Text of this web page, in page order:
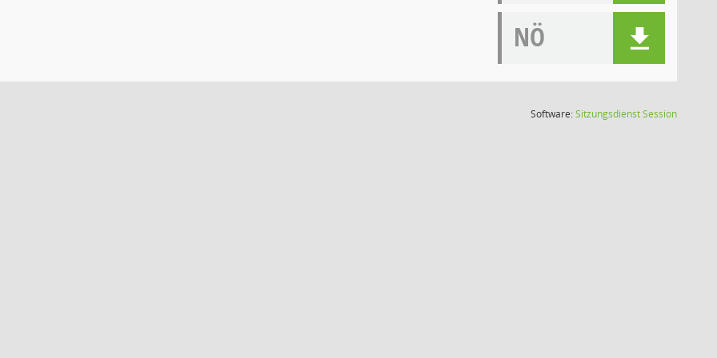
NÖ
Software:SitzungsdienstSession(Wird in